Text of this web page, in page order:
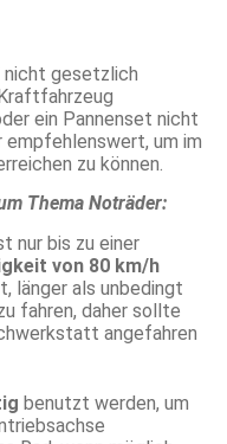
nicht gesetzlich
ein Pannenset nicht
empfehlenswert, um im
zu können.
Thema Noträder:
nur bis zu einer
von 80 km/h
länger als unbedingt
fahren, daher sollte
angefahren
benutzt werden, um